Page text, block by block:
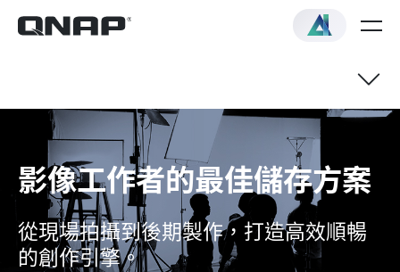
影像工作者的最佳儲存方案
從現場拍攝到後期製作，打造高效順暢
的創作引擎。